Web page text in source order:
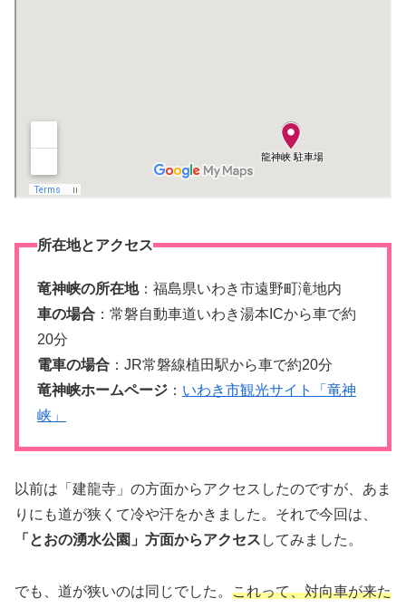
所在地とアクセス
竜神峡の所在地：福島県いわき市遠野町滝地内
車の場合 ：常磐自動車道いわき湯本ICから車で約
20分
電車の場合 ：JR常磐線植田駅から車で約20分
竜神峡ホームページ ： いわき市観光サイト「竜神
峡」
以前は「建龍寺」の方面からアクセスしたのですが、あま
りにも道が狭くて冷や汗をかきました。それで今回は、
「とおの湧水公園」方面からアクセス してみました。
でも、道が狭いのは同じでした。 これって、対向車が来た